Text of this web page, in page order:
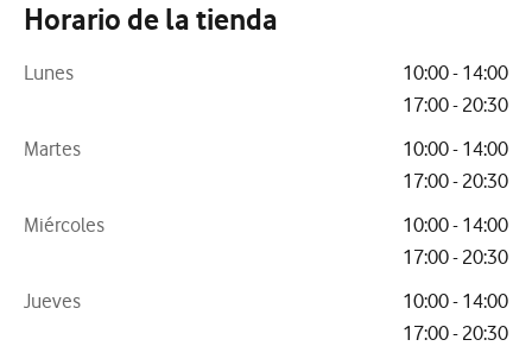
Horario de la tienda
Lunes
10:00 - 14:00
17:00 - 20:30
Martes
10:00 - 14:00
17:00 - 20:30
Miércoles
10:00 - 14:00
17:00 - 20:30
Jueves
10:00 - 14:00
17:00 - 20:30